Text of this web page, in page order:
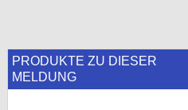
PRODUKTE ZU DIESER
MELDUNG